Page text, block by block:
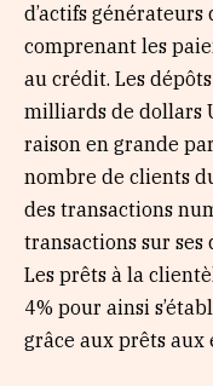
d’actifs générateurs
comprenant les
au crédit. Les
milliards de dollars
raison en grande
nombre de clients
des transactions
transactions sur
Les prêts à la
4% pour ainsi
grâce aux prêts aux